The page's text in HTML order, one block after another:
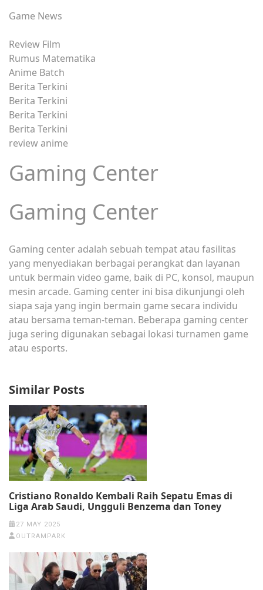
Game News
Review Film
Rumus Matematika
Anime Batch
Berita Terkini
Berita Terkini
Berita Terkini
Berita Terkini
review anime
Gaming Center
Gaming Center
Gaming center adalah sebuah tempat atau fasilitas
yang menyediakan berbagai perangkat dan layanan
untuk bermain video game, baik di PC, konsol, maupun
mesin arcade. Gaming center ini bisa dikunjungi oleh
siapa saja yang ingin bermain game secara individu
atau bersama teman-teman. Beberapa gaming center
juga sering digunakan sebagai lokasi turnamen game
atau esports.
Similar Posts
Cristiano Ronaldo Kembali Raih Sepatu Emas di
Liga Arab Saudi, Ungguli Benzema dan Toney
27 MAY 2025
OUTRAMPARK